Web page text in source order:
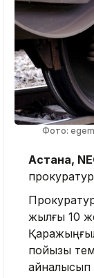
Фото:
Астана,
жылғы 10
пойызы
айналысып